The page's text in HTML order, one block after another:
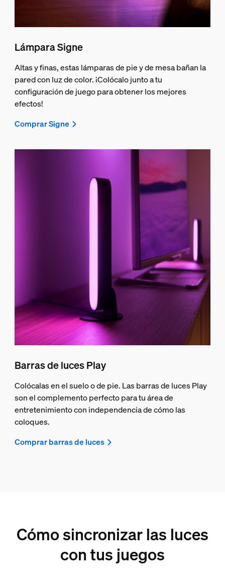
Lámpara Signe
Altas y finas, estas lámparas de pie y de mesa bañan la
pared con luz de color. ¡Colócalo junto a tu
configuración de juego para obtener los mejores
efectos!
Comprar Signe
Barras de luces Play
Colócalas en el suelo o de pie. Las barras de luces Play
son el complemento perfecto para tu área de
entretenimiento con independencia de cómo las
coloques.
Comprar barras de luces
Cómo sincronizar las luces
con tus juegos